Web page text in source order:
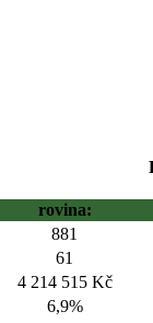
rovina:
881
61
4 214 515 Kč
6,9%